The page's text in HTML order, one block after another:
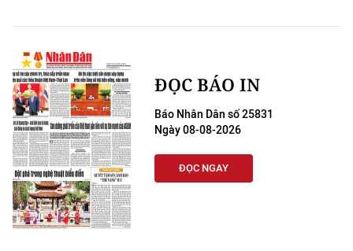
ĐỌC BÁO IN
Báo Nhân Dân số 25831
Ngày 08-08-2026
ĐỌC NGAY